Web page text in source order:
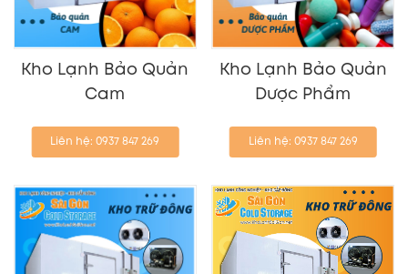
Kho Lạnh Bảo Quản
Cam
Liên hệ: 0937 847 269
Kho Lạnh Bảo Quản
Dược Phẩm
Liên hệ: 0937 847 269